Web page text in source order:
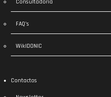
Consultadoria
FAQ’s
WikIDONIC
Contactos